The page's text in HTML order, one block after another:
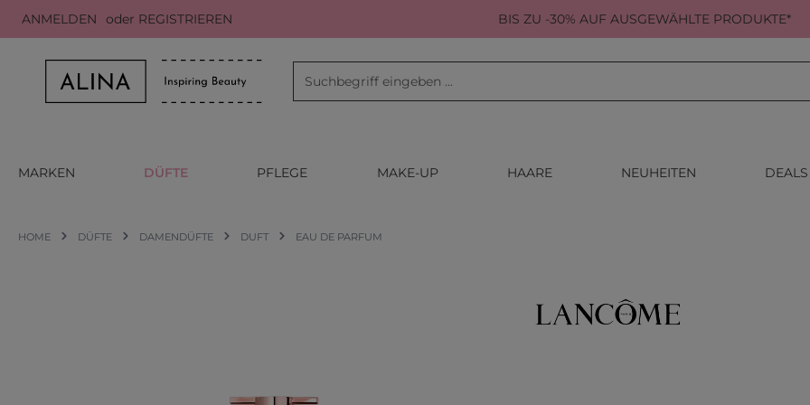
Hauptinhalt springen
Zur Suche springen
Zur Hauptnavigation springen
ANMELDEN oder REGISTRIEREN BIS ZU -30% AUF AUSGEWÄHLTE PRODUKTE*
MARKEN DÜFTE PFLEGE MAKE-UP HAARE NEUHEITEN DEALS
HOME DÜFTE DAMENDÜFTE DUFT EAU DE PARFUM